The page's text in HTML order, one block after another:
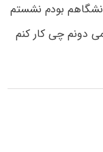
بودم نشستم
دونم چی کار کنم